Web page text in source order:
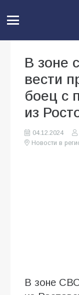
В зоне
вести
боец с
из
04.12.2024
Новости в
В зоне